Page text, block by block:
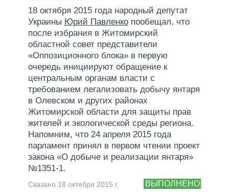
18 октября 2015 года народный депутат
Украины Юрий Павленко пообещал, что
после избрания в Житомирский
областной совет представители
«Оппозиционного блока» в первую
очередь инициируют обращение к
центральным органам власти с
требованием легализовать добычу янтаря
в Олевском и других районах
Житомирской области для защиты прав
жителей и экологической среды региона.
Напомним, что 24 апреля 2015 года
парламент принял в первом чтении проект
закона «О добыче и реализации янтаря»
№1351-1.
ВЫПОЛНЕНО
Сказано 18 октября 2015 г.